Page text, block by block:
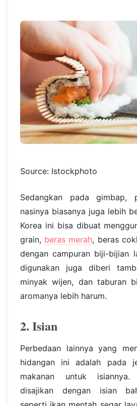
Source: Istockphoto
Sedangkan pada gimbap,
nasinya biasanya juga lebih
Korea ini bisa dibuat
grain, beras merah, beras
dengan campuran biji-bijian
digunakan juga diberi
minyak wijen, dan taburan
aromanya lebih harum.
2. Isian
Perbedaan lainnya yang
hidangan ini adalah pada
makanan untuk isiannya.
disajikan dengan isian